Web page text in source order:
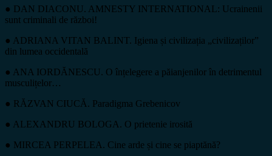
● DAN DIACONU. AMNESTY INTERNATIONAL: Ucrainenii
sunt criminali de război!
● ADRIANA VITAN BALINT. Igiena și civilizația „civilizaților”
din lumea occidentală
● ANA IORDĂNESCU. O înțelegere a păianjenilor în detrimentul
musculițelor…
● RĂZVAN CIUCĂ. Paradigma Grebenicov
● ALEXANDRU BOLOGA. O prietenie irosită
● MIRCEA PERPELEA. Cine arde și cine se piaptănă?